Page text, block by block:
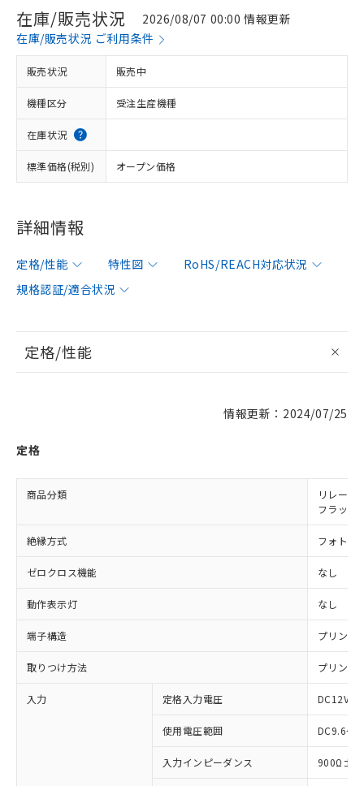
在庫/販売状況
2026/08/07 00:00 情報更新
在庫/販売状況 ご利用条件
販売状況 販売中
機種区分 受注生産機種
在庫状況
標準価格(税別) オープン価格
詳細情報
定格/性能 特性図
RoHS/REACH対応状況
規格認証/適合状況
定格/性能
情報更新：2024/07/25
定格
商品分類
リレー同
フラット
絶縁方式 フォト・
ゼロクロス機能 なし
動作表示灯 なし
端子構造 プリント
取りつけ方法 プリント
入力 定格入力電圧 DC12V
使用電圧範囲 DC9.6～
入力インピーダンス